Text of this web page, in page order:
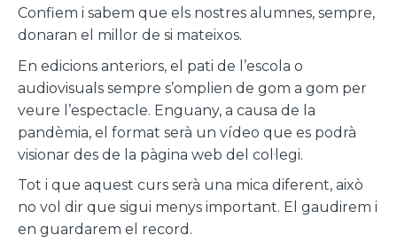
Confiem i sabem que els nostres alumnes, sempre,
donaran el millor de si mateixos.
En edicions anteriors, el pati de l’escola o
audiovisuals sempre s’omplien de gom a gom per
veure l’espectacle. Enguany, a causa de la
pandèmia, el format serà un vídeo que es podrà
visionar des de la pàgina web del col·legi.
Tot i que aquest curs serà una mica diferent, això
no vol dir que sigui menys important. El gaudirem i
en guardarem el record.